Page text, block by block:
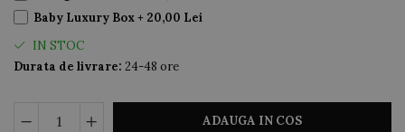
Baby Luxury Box + 20,00 Lei
IN STOC
Durata de livrare: 24-48 ore
ADAUGA IN COS